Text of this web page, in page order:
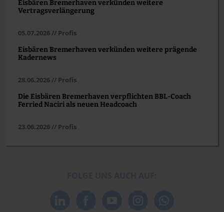
Eisbären Bremerhaven verkünden weitere
Vertragsverlängerung
05.07.2026 // Profis
Eisbären Bremerhaven verkünden weitere prägende
Kadernews
28.06.2026 // Profis
Die Eisbären Bremerhaven verpflichten BBL-Coach
Ferried Naciri als neuen Headcoach
23.06.2026 // Profis